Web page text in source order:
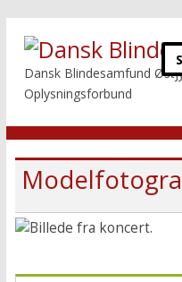
Dansk Blindesamfund
Oplysningsforbund